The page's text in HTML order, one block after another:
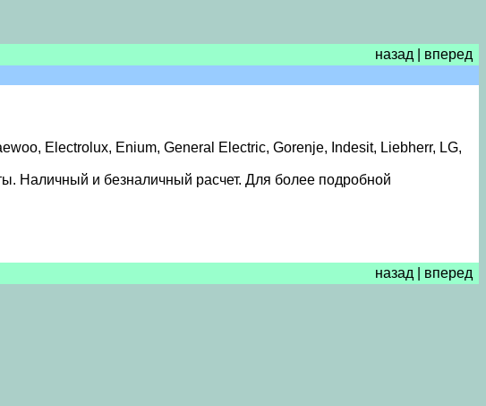
назад
вперед
Electrolux, Enium, General Electric, Gorenje, Indesit, Liebherr, LG,
Наличный и безналичный расчет. Для более подробной
назад вперед